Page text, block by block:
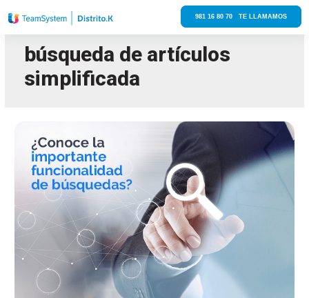
981 16 80 70 TE LLAMAMOS
búsqueda de artículos
simplificada